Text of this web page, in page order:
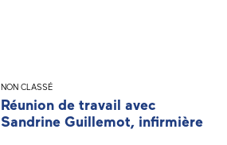
NON CLASSÉ
Réunion de travail avec
Sandrine Guillemot, infirmière